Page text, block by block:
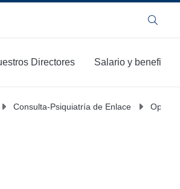
Buscar
Directores
Salario y beneficios
Consulta-Psiquiatría de Enlace